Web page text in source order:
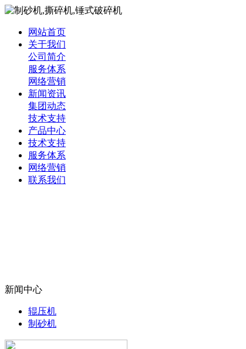
网站首页
关于我们
公司简介
服务体系
网络营销
新闻资讯
集团动态
技术支持
产品中心
技术支持
服务体系
网络营销
联系我们
新闻中心
辊压机
制砂机